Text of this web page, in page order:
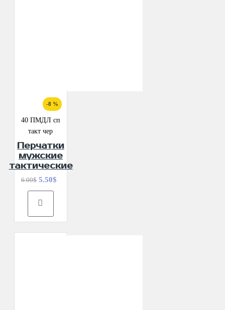
-8 %
40 ПМДЛ сп
такт чер
Перчатки
мужские
тактические
6.00$ 5.50$